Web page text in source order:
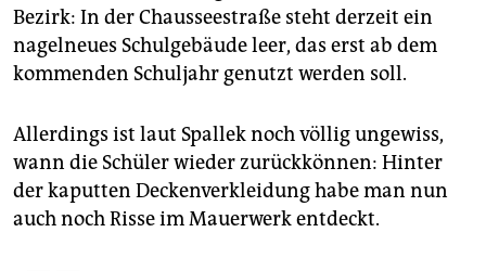
Bezirk: In der Chausseestraße steht derzeit ein
nagelneues Schulgebäude leer, das erst ab dem
kommenden Schuljahr genutzt werden soll.
Allerdings ist laut Spallek noch völlig ungewiss,
wann die Schüler wieder zurückkönnen: Hinter
der kaputten Deckenverkleidung habe man nun
auch noch Risse im Mauerwerk entdeckt.